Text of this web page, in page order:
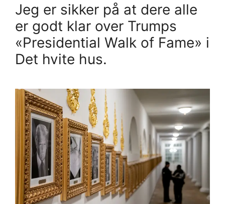
Jeg er sikker på at dere alle
er godt klar over Trumps
«Presidential Walk of Fame» i
Det hvite hus.